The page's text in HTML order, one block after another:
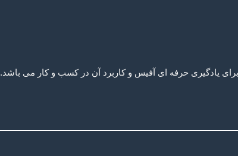
یادگیری حرفه ای آفیس و کاربرد آن در کسب و کار می باشد.